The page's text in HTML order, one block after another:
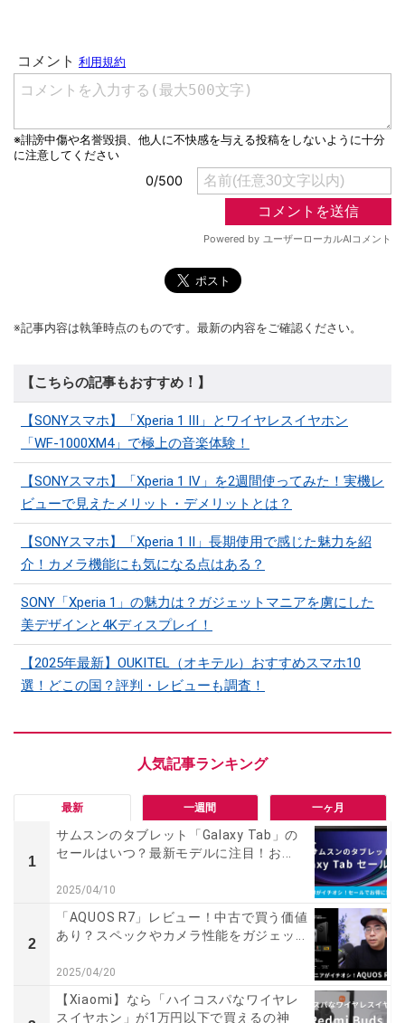
※記事内容は執筆時点のものです。最新の内容をご確認ください。
【こちらの記事もおすすめ！】
【SONYスマホ】「Xperia 1 III」とワイヤレスイヤホン
「WF-1000XM4」で極上の音楽体験！
【SONYスマホ】「Xperia 1 IV」を2週間使ってみた！実機レ
ビューで見えたメリット・デメリットとは？
【SONYスマホ】「Xperia 1 II」長期使用で感じた魅力を紹
介！カメラ機能にも気になる点はある？
SONY「Xperia 1」の魅力は？ガジェットマニアを虜にした
美デザインと4Kディスプレイ！
【2025年最新】OUKITEL（オキテル）おすすめスマホ10
選！どこの国？評判・レビューも調査！
最新 一週間 一ヶ月
1
サムスンのタブレット「Galaxy Tab」の
セールはいつ？最新モデルに注目！お...
2025/04/10
2
「AQUOS R7」レビュー！中古で買う価値
あり？スペックやカメラ性能をガジェッ...
2025/04/20
【Xiaomi】なら「ハイコスパなワイヤレ
スイヤホン」が1万円以下で買えるの神